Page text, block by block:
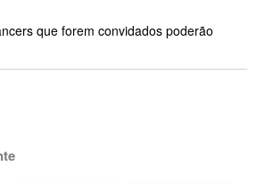
que forem convidados poderão